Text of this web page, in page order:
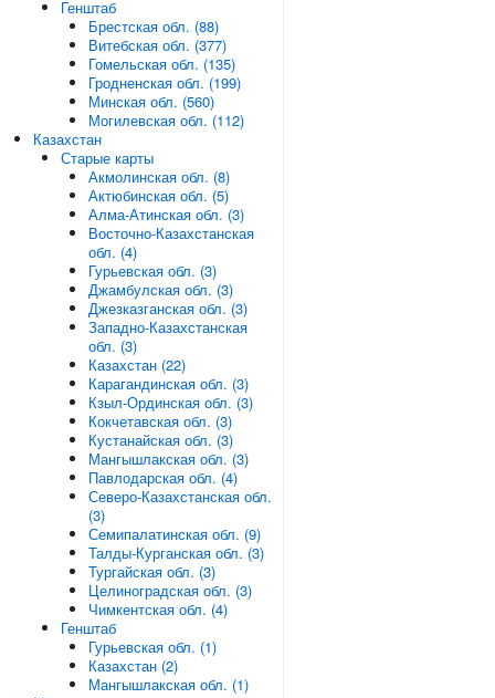
Генштаб
Брестская обл. (88)
Витебская обл. (377)
Гомельская обл. (135)
Гродненская обл. (199)
Минская обл. (560)
Могилевская обл. (112)
Казахстан
Старые карты
Акмолинская обл. (8)
Актюбинская обл. (5)
Алма-Атинская обл. (3)
Восточно-Казахстанская
обл. (4)
Гурьевская обл. (3)
Джамбулская обл. (3)
Джезказганская обл. (3)
Западно-Казахстанская
обл. (3)
Казахстан (22)
Карагандинская обл. (3)
Кзыл-Ординская обл. (3)
Кокчетавская обл. (3)
Кустанайская обл. (3)
Мангышлакская обл. (3)
Павлодарская обл. (4)
Северо-Казахстанская обл.
(3)
Семипалатинская обл. (9)
Талды-Курганская обл. (3)
Тургайская обл. (3)
Целиноградская обл. (3)
Чимкентская обл. (4)
Генштаб
Гурьевская обл. (1)
Казахстан (2)
Мангышлакская обл. (1)